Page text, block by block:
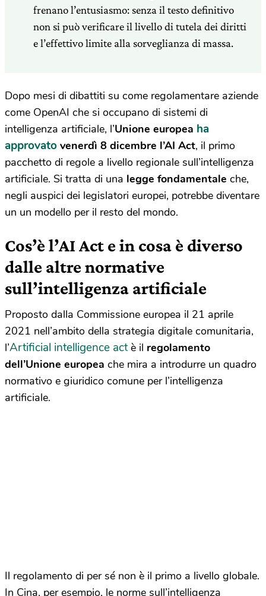
frenano l’entusiasmo: senza il testo definitivo
non si può verificare il livello di tutela dei diritti
e l’effettivo limite alla sorveglianza di massa.
Dopo mesi di dibattiti su come regolamentare aziende
come OpenAI che si occupano di sistemi di
intelligenza artificiale, l’Unione europea ha
approvato venerdì 8 dicembre l’AI Act, il primo
pacchetto di regole a livello regionale sull’intelligenza
artificiale. Si tratta di una legge fondamentale che,
negli auspici dei legislatori europei, potrebbe diventare
un un modello per il resto del mondo.
Cos’è l’AI Act e in cosa è diverso
dalle altre normative
sull’intelligenza artificiale
Proposto dalla Commissione europea il 21 aprile
2021 nell’ambito della strategia digitale comunitaria,
l’Artificial intelligence actè il regolamento
dell’Unione europea che mira a introdurre un quadro
normativo e giuridico comune per l’intelligenza
artificiale.
Il regolamento di per sé non è il primo a livello globale.
In Cina, per esempio, le norme sull’intelligenza